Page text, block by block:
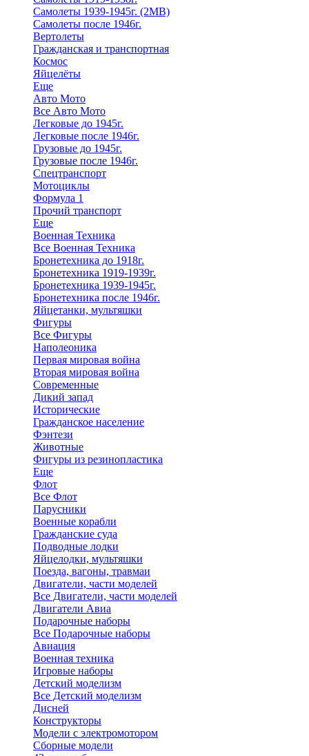
Самолеты 1939-1945г. (2МВ)
Самолеты после 1946г.
Вертолеты
Гражданская и транспортная
Космос
Яйцелёты
Еще
Авто Мото
Все Авто Мото
Легковые до 1945г.
Легковые после 1946г.
Грузовые до 1945г.
Грузовые после 1946г.
Спецтранспорт
Мотоциклы
Формула 1
Прочий транспорт
Еще
Военная Техника
Все Военная Техника
Бронетехника до 1918г.
Бронетехника 1919-1939г.
Бронетехника 1939-1945г.
Бронетехника после 1946г.
Яйцетанки, мультяшки
Фигуры
Все Фигуры
Наполеоника
Первая мировая война
Вторая мировая война
Современные
Дикий запад
Исторические
Гражданское население
Фэнтези
Животные
Фигуры из резинопластика
Еще
Флот
Все Флот
Парусники
Военные корабли
Гражданские суда
Подводные лодки
Яйцелодки, мультяшки
Поезда, вагоны, травмаи
Двигатели, части моделей
Все Двигатели, части моделей
Двигатели Авиа
Подарочные наборы
Все Подарочные наборы
Авиация
Военная техника
Игровые наборы
Детский моделизм
Все Детский моделизм
Дисней
Конструкторы
Модели с электромотором
Сборные модели